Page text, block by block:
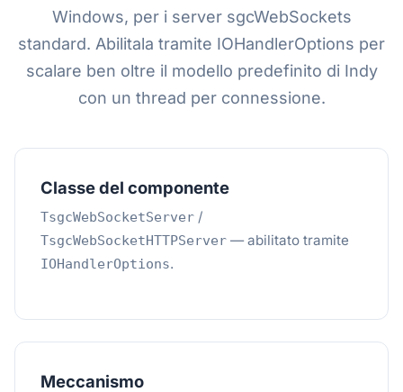
Windows, per i server sgcWebSockets
standard. Abilitala tramite IOHandlerOptions per
scalare ben oltre il modello predefinito di Indy
con un thread per connessione.
Classe del componente
TsgcWebSocketServer /
TsgcWebSocketHTTPServer — abilitato tramite
IOHandlerOptions.
Meccanismo